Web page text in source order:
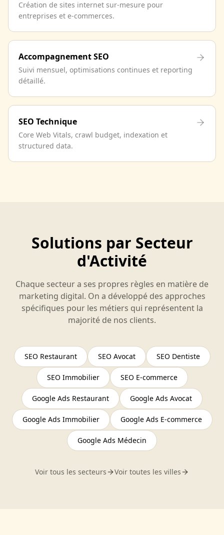
Création de sites internet sur-mesure pour
entreprises et e-commerces.
Accompagnement SEO
Suivi mensuel, optimisations continues et reporting
détaillé.
SEO Technique
Core Web Vitals, crawl budget, indexation et
structured data.
Solutions par Secteur
d'Activité
Chaque secteur a ses propres règles en matière de
marketing digital. On a développé des approches
spécifiques pour les métiers qui représentent la
majorité de nos clients.
SEO Restaurant SEO Avocat SEO Dentiste
SEO Immobilier SEO E-commerce
Google Ads Restaurant Google Ads Avocat
Google Ads Immobilier Google Ads E-commerce
Google Ads Médecin
Voir tous les secteurs Voir toutes les villes